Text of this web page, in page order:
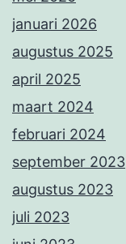
januari 2026
augustus 2025
april 2025
maart 2024
februari 2024
september 2023
augustus 2023
juli 2023